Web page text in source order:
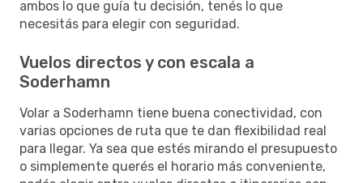
ambos lo que guía tu decisión, tenés lo que
necesitás para elegir con seguridad.
Vuelos directos y con escala a
Soderhamn
Volar a Soderhamn tiene buena conectividad, con
varias opciones de ruta que te dan flexibilidad real
para llegar. Ya sea que estés mirando el presupuesto
o simplemente querés el horario más conveniente,